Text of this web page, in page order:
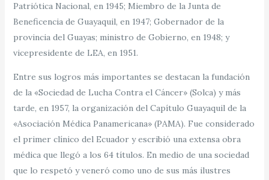
Patriótica Nacional, en 1945; Miembro de la Junta de
Beneficencia de Guayaquil, en 1947; Gobernador de la
provincia del Guayas; ministro de Gobierno, en 1948; y
vicepresidente de LEA, en 1951.
Entre sus logros más importantes se destacan la fundación
de la «Sociedad de Lucha Contra el Cáncer» (Solca) y más
tarde, en 1957, la organización del Capítulo Guayaquil de la
«Asociación Médica Panamericana» (PAMA). Fue considerado
el primer clínico del Ecuador y escribió una extensa obra
médica que llegó a los 64 títulos. En medio de una sociedad
que lo respetó y veneró como uno de sus más ilustres